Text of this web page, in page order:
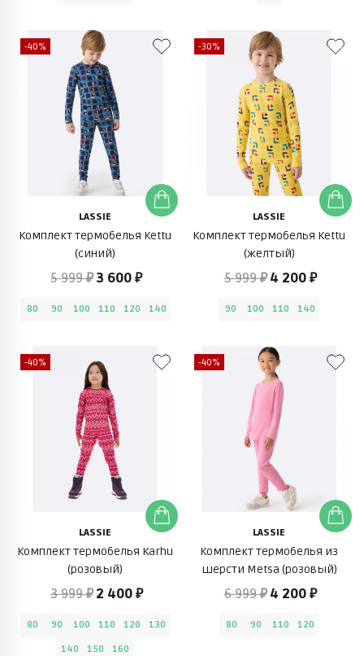
-40%
LASSIE
Комплект термобелья Kettu
(синий)
5 999 ₽3 600 ₽
80 90 100 110 120 140
-30%
LASSIE
Комплект термобелья Kettu
(желтый)
5 999 ₽ 4 200 ₽
90 100 110 140
-40%
LASSIE
Комплект термобелья Karhu
(розовый)
3 999 ₽ 2 400 ₽
80 90 100 110 120
130
140
150 160
-40%
LASSIE
Комплект термобелья из
шерсти Metsa (розовый)
6 999 ₽ 4 200 ₽
80 90 110 120